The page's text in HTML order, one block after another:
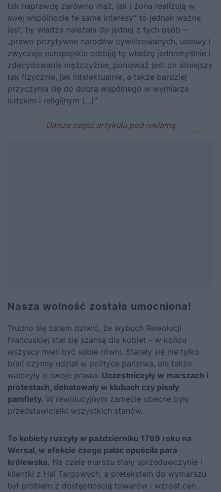
tak naprawdę zarówno mąż, jak i żona realizują w
swej wspólnocie te same interesy” to jednak ważne
jest, by władza należała do jednej z tych osób –
„prawo pozytywne narodów cywilizowanych, ustawy i
zwyczaje europejskie oddają tę władzę jednomyślnie i
zdecydowanie mężczyźnie, ponieważ jest on silniejszy
tak fizycznie, jak intelektualnie, a także bardziej
przyczynia się do dobra wspólnego w wymiarze
ludzkim i religijnym (…)”
Nasza wolność została umocniona!
Trudno się zatem dziwić, że wybuch Rewolucji
Francuskiej stał się szansą dla kobiet – w końcu
wszyscy mieli być sobie równi. Starały się nie tylko
brać czynny udział w polityce państwa, ale także
walczyły o swoje prawa. Uczestniczyły w marszach i
protestach, debatowały w klubach czy pisały
pamflety. W rewolucyjnym zamęcie obecne były
przedstawicielki wszystkich stanów..
To kobiety ruszyły w październiku 1789 roku na
Wersal, w efekcie czego pałac opuściła para
królewska. Na czele marszu stały sprzedawczynie i
klientki z Hal Targowych, a pretekstem do wymarszu
był problem z dostępnością towarów i wzrost cen.